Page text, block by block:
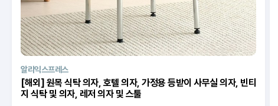
알리익스프레스
[해외] 원목 식탁 의자, 호텔 의자, 가정용 등받이 사무실 의자, 빈티
지 식탁 및 의자, 레저 의자 및 스툴